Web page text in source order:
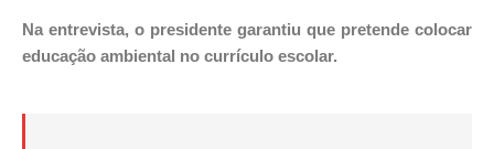
Na entrevista, o presidente garantiu que pretende colocar
educação ambiental no currículo escolar.